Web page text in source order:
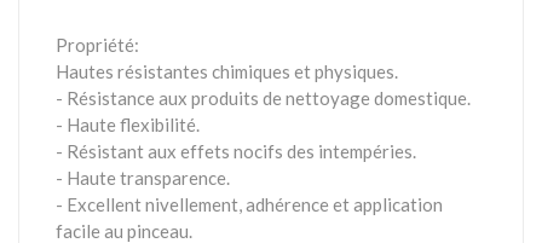
Propriété:
Hautes résistantes chimiques et physiques.
- Résistance aux produits de nettoyage domestique.
- Haute flexibilité.
- Résistant aux effets nocifs des intempéries.
- Haute transparence.
- Excellent nivellement, adhérence et application
facile au pinceau.